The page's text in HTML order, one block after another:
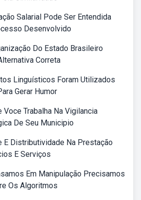
Salarial Pode Ser Entendida
Desenvolvido
Do Estado Brasileiro
Correta
Linguísticos Foram Utilizados
Gerar Humor
Voce Trabalha Na Vigilancia
De Seu Municipio
E Distributividade Na Prestação
E Serviços
Em Manipulação Precisamos
Os Algoritmos